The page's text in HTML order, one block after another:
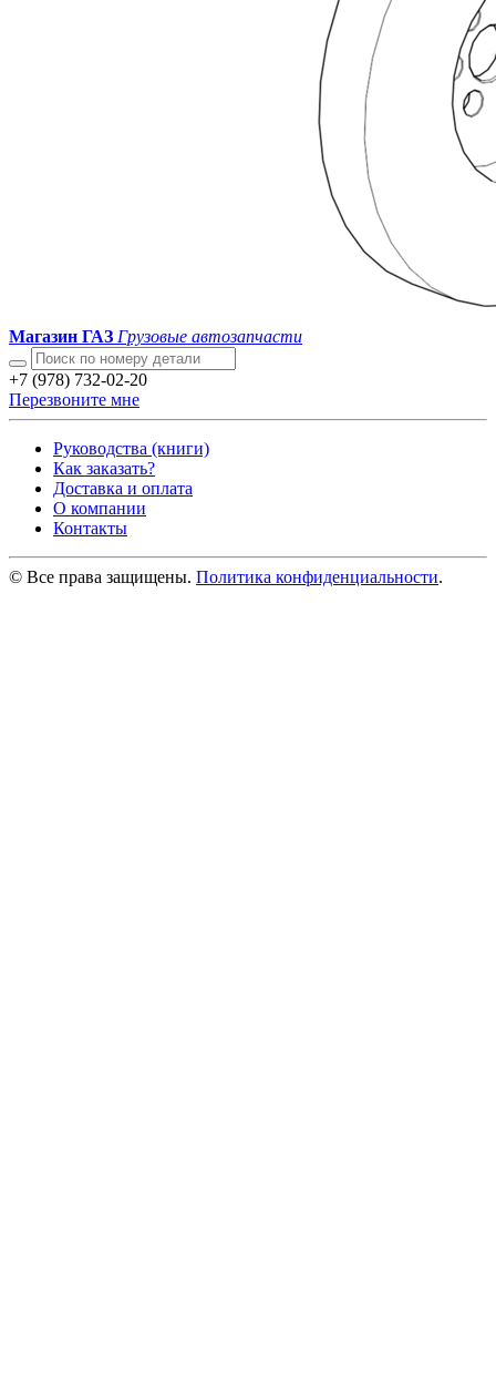
Магазин ГАЗ Грузовые автозапчасти
+7 (978) 732-02-20
Перезвоните мне
Руководства (книги)
Как заказать?
Доставка и оплата
О компании
Контакты
© Все права защищены. Политика конфиденциальности.